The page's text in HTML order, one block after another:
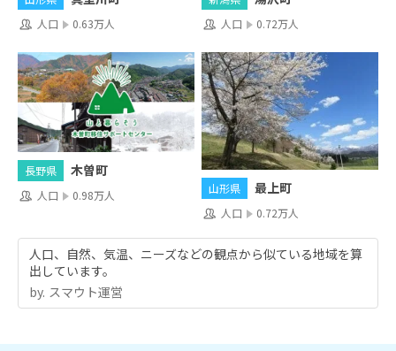
人口 0.63万人 人口 0.72万人
長野県 木曽町
人口 0.98万人 山形県 最上町
人口 0.72万人
人口、自然、気温、ニーズなどの観点から似ている地域を算
出しています。
by.︎ スマウト運営